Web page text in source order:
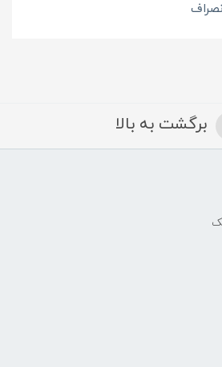
برگشت به بالا